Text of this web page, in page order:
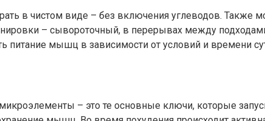
в чистом виде – без включения углеводов. Также
– сывороточный, в перерывах между
питание мышц в зависимости от условий и времени
– это те основные ключи, которые